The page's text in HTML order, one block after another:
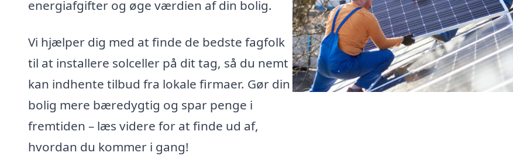
energiafgifter og øge værdien af din bolig.
Vi hjælper dig med at finde de bedste fagfolk
til at installere solceller på dit tag, så du nemt
kan indhente tilbud fra lokale firmaer. Gør din
bolig mere bæredygtig og spar penge i
fremtiden – læs videre for at finde ud af,
hvordan du kommer i gang!